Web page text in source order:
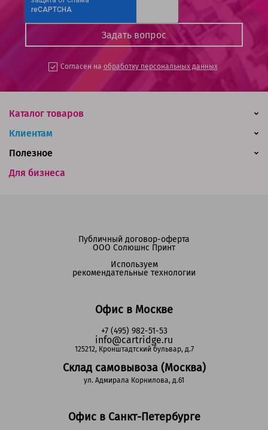
Согласен на обработку персональных данных
Каталог товаров
Клиентам
Для бизнеса
Полезное
Офис в Москве
+7 (495) 982-51-53
info@cartridge.ru
125212, Кронштадтский бульвар, д.7
Склад самовывоза (Москва)
ул. Адмирала Корнилова, д.61
Офис в Санкт-Петербурге
Публичный договор-оферта
ООО Солюшнс Принт
Используем
рекомендательные технологии